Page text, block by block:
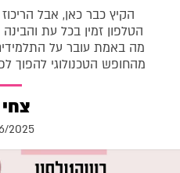
הקיץ כבר כאן, אבל
הטלפון זמין בכל עת
מה באמת עובר על
מהחופש הטכנולוגי להפוך
2025